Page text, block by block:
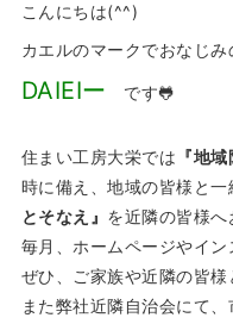
こんにちは(^^)
カエルのマークでおなじ
DAIEIー
です🐸
住まい工房大栄では 『地
時に備え、地域の皆様と
とそなえ』 を近隣の皆様へ
毎月、ホームページやイン
ぜひ、ご家族や近隣の皆様
また弊社近隣自治会にて